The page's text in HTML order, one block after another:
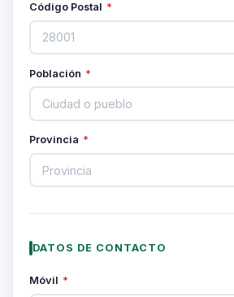
Código Postal *
Población *
Provincia *
DATOS DE CONTACTO
Móvil *